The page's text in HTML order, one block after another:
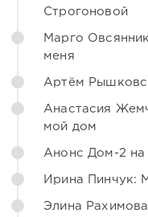
Строгоновой
Марго
меня
Артём
Анастасия
мой дом
Анонс Дом-2
Ирина Пинчук:
Элина